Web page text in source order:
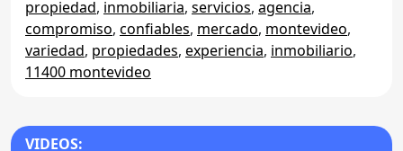
propiedad, inmobiliaria, servicios, agencia,
compromiso, confiables, mercado, montevideo,
variedad, propiedades, experiencia, inmobiliario,
11400 montevideo
VIDEOS: